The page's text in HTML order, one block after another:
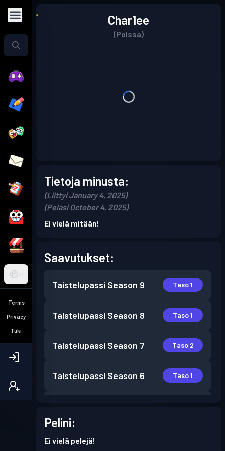
FI
Terms
Privacy
Tuki
Char1ee
(Poissa)
Tietoja minusta:
(Liittyi January 4, 2025)
(Pelasi October 4, 2025)
Ei vielä mitään!
Saavutukset:
Taistelupassi Season 9 Taso 1
Taistelupassi Season 8 Taso 1
Taistelupassi Season 7 Taso 2
Taistelupassi Season 6 Taso 1
Taistelupassi
Pelini:
Ei vielä pelejä!